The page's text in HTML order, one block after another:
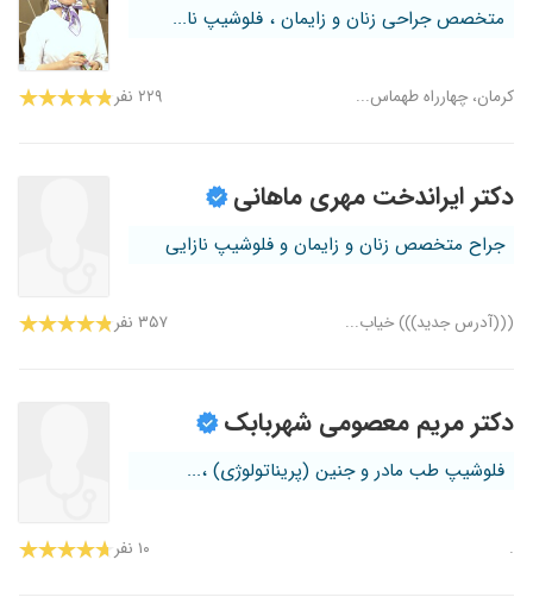
متخصص جراحی زنان و زایمان ، فلوشیپ نا...
کرمان، چهارراه طهماس... ۲۲۹ نفر
دکتر ایراندخت مهری ماهانی
جراح متخصص زنان و زایمان و فلوشیپ نازایی
(((آدرس جدید))) خیاب... ۳۵۷ نفر
دکتر مریم معصومی شهربابک
فلوشیپ طب مادر و جنین (پریناتولوژی) ،...
. ۱۰ نفر